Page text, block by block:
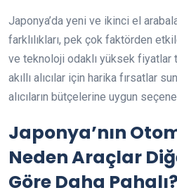
Japonya’da yeni ve ikinci el
farklılıkları, pek çok faktörden
ve teknoloji odaklı yüksek fiyatlar
akıllı alıcılar için harika fırsatlar
alıcıların bütçelerine uygun
Japonya’nın
Neden Araçlar
Göre Daha Pahalı?